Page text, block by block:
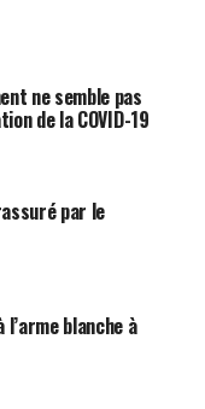
ne semble pas
de la COVID-19
par le
l’arme blanche à